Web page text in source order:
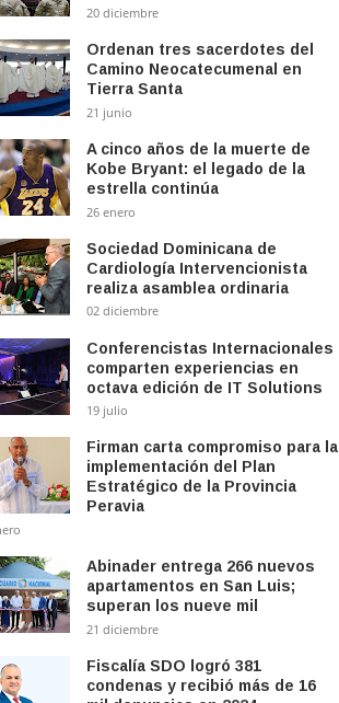
20 diciembre
Ordenan tres sacerdotes del
Camino Neocatecumenal en
Tierra Santa
21 junio
A cinco años de la muerte de
Kobe Bryant: el legado de la
estrella continúa
26 enero
Sociedad Dominicana de
Cardiología Intervencionista
realiza asamblea ordinaria
02 diciembre
Conferencistas Internacionales
comparten experiencias en
octava edición de IT Solutions
19 julio
Firman carta compromiso para la
implementación del Plan
Estratégico de la Provincia
Peravia
Abinader entrega 266 nuevos
apartamentos en San Luis;
superan los nueve mil
21 diciembre
Fiscalía SDO logró 381
condenas y recibió más de 16